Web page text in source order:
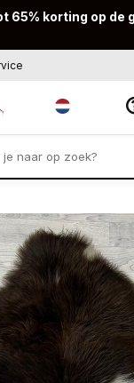
65% korting op de